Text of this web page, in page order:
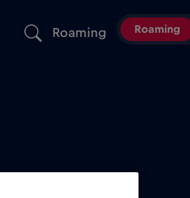
Roaming Roaming